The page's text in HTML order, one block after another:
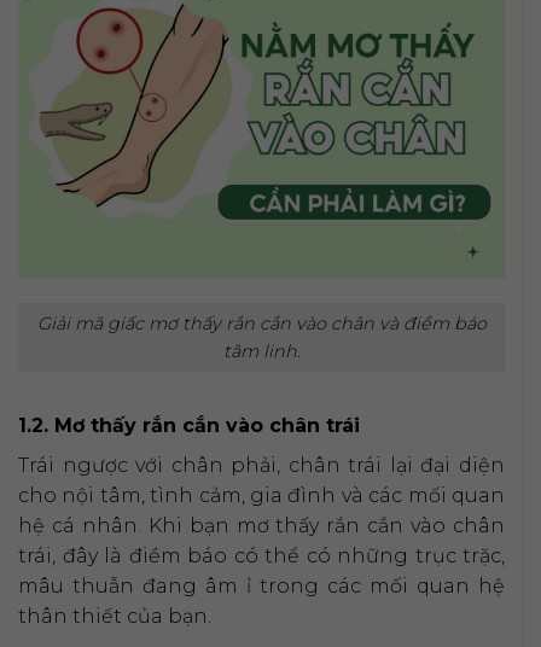
Giải mã giấc mơ thấy rắn cắn vào chân và điềm báo
tâm linh.
1.2. Mơ thấy rắn cắn vào chân trái
Trái ngược với chân phải, chân trái lại đại diện
cho nội tâm, tình cảm, gia đình và các mối quan
hệ cá nhân. Khi bạn mơ thấy rắn cắn vào chân
trái, đây là điềm báo có thể có những trục trặc,
mâu thuẫn đang âm ỉ trong các mối quan hệ
thân thiết của bạn.